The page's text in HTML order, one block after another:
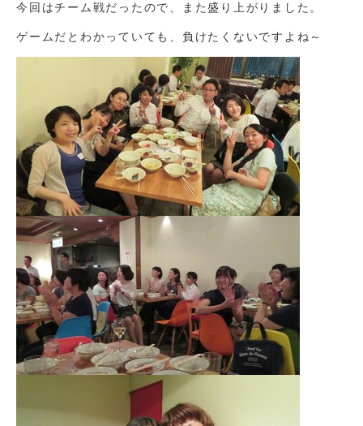
今回はチーム戦だったので、また盛り上がりました。
ゲームだとわかっていても、負けたくないですよね～